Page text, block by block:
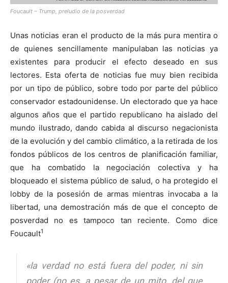
Foucault – Trump, preludio de la posverdad
Unas noticias eran el producto de la más pura mentira o
de quienes sencillamente manipulaban las noticias ya
existentes para producir el efecto deseado en sus
lectores. Esta oferta de noticias fue muy bien recibida
por un tipo de público, sobre todo por parte del público
conservador estadounidense. Un electorado que ya hace
algunos años que el partido republicano ha aislado del
mundo ilustrado, dando cabida al discurso negacionista
de la evolución y del cambio climático, a la retirada de los
fondos públicos de los centros de planificación familiar,
que ha combatido la negociación colectiva y ha
bloqueado el sistema público de salud, o ha protegido el
lobby de la posesión de armas mientras invocaba a la
libertad, una demostración más de que el concepto de
posverdad no es tampoco tan reciente. Como dice
Foucault1
«la verdad no está fuera del poder, ni sin
poder (no es, a pesar de un mito, del que